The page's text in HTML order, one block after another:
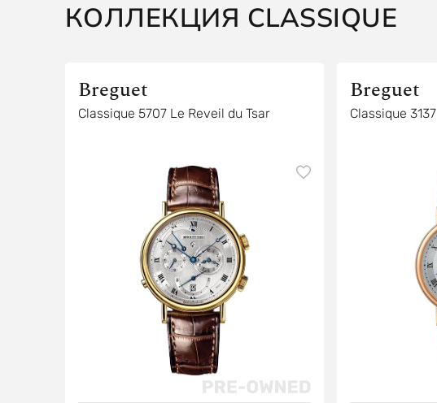
КОЛЛЕКЦИЯ CLASSIQUE
Breguet
Classique 5707 Le Reveil du Tsar
Breguet
Classique 3137